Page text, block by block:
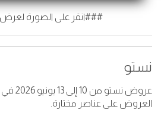
###انقر على الصورة
نستو
عروض
العروض على عناصر مختارة.